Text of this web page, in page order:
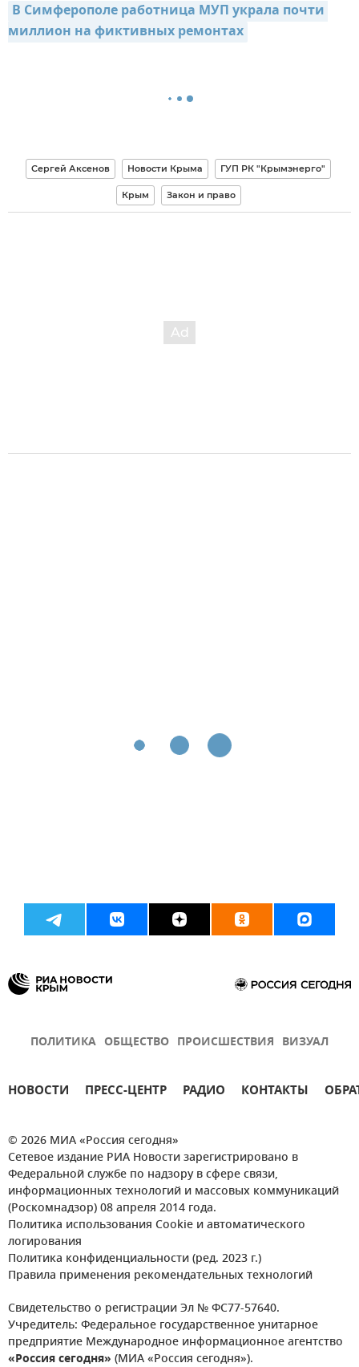
В Симферополе работница МУП украла почти
миллион на фиктивных ремонтах
Сергей Аксенов Новости Крыма ГУП РК "Крымэнерго"
Крым Закон и право
ПОЛИТИКА ОБЩЕСТВО ПРОИСШЕСТВИЯ ВИЗУАЛ
НОВОСТИ ПРЕСС-ЦЕНТР РАДИО КОНТАКТЫ
© 2026 МИА «Россия сегодня»
Сетевое издание РИА Новости зарегистрировано в
Федеральной службе по надзору в сфере связи,
информационных технологий и массовых коммуникаций
(Роскомнадзор) 08 апреля 2014 года.
Политика использования Cookie и автоматического
логирования
Политика конфиденциальности (ред. 2023 г.)
Правила применения рекомендательных технологий
Свидетельство о регистрации Эл № ФС77-57640.
Учредитель: Федеральное государственное унитарное
предприятие Международное информационное агентство
«Россия сегодня» (МИА «Россия сегодня»).